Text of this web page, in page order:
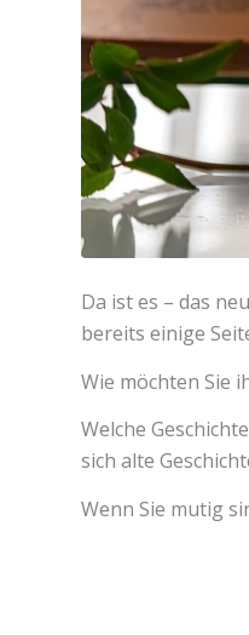
Da ist es – das
bereits einige
Wie möchten Sie
Welche
sich alte
Wenn Sie mutig